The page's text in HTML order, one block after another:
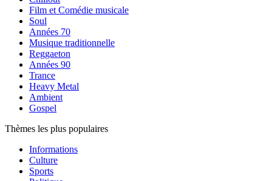
Film et Comédie musicale
Soul
Années 70
Musique traditionnelle
Reggaeton
Années 90
Trance
Heavy Metal
Ambient
Gospel
Thèmes les plus populaires
Informations
Culture
Sports